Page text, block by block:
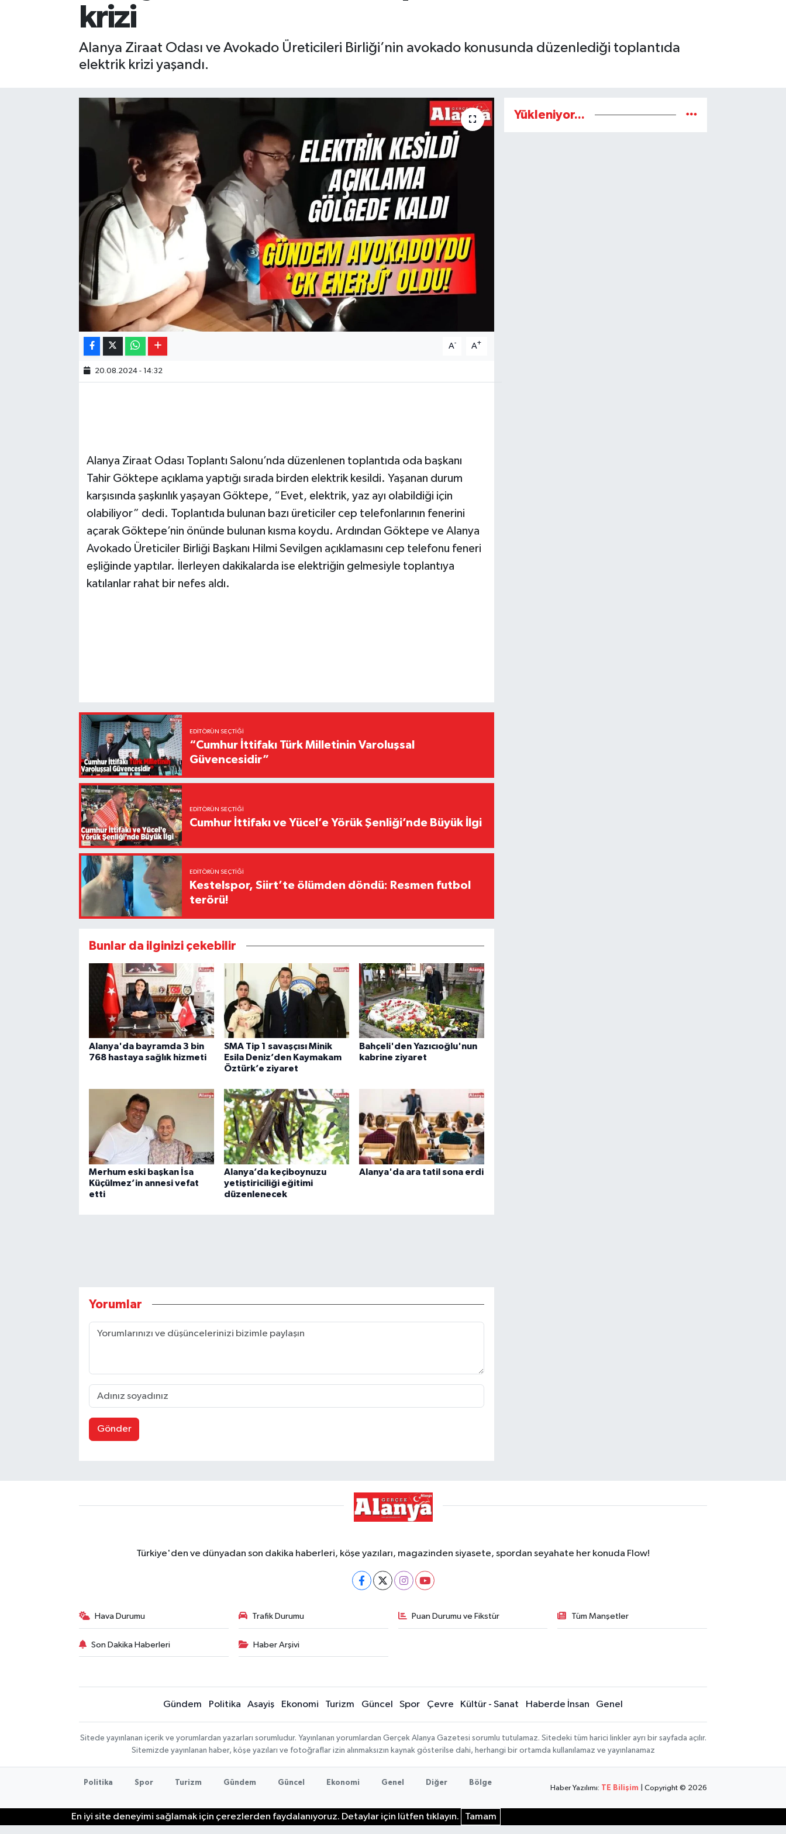
krizi
Alanya Ziraat Odası ve Avokado Üreticileri Birliği’nin avokado konusunda düzenlediği toplantıda
elektrik krizi yaşandı.
A- A+
20.08.2024 - 14:32
Alanya Ziraat Odası Toplantı Salonu’nda düzenlenen toplantıda oda başkanı
Tahir Göktepe açıklama yaptığı sırada birden elektrik kesildi. Yaşanan durum
karşısında şaşkınlık yaşayan Göktepe, “Evet, elektrik, yaz ayı olabildiği için
olabiliyor” dedi. Toplantıda bulunan bazı üreticiler cep telefonlarının fenerini
açarak Göktepe’nin önünde bulunan kısma koydu. Ardından Göktepe ve Alanya
Avokado Üreticiler Birliği Başkanı Hilmi Sevilgen açıklamasını cep telefonu feneri
eşliğinde yaptılar. İlerleyen dakikalarda ise elektriğin gelmesiyle toplantıya
katılanlar rahat bir nefes aldı.
EDITÖRÜN SEÇTIĞI
“Cumhur İttifakı Türk Milletinin Varoluşsal
Güvencesidir”
EDITÖRÜN SEÇTIĞI
Cumhur İttifakı ve Yücel’e Yörük Şenliği’nde Büyük İlgi
EDITÖRÜN SEÇTIĞI
Kestelspor, Siirt’te ölümden döndü: Resmen futbol
terörü!
Bunlar da ilginizi çekebilir
Alanya'da bayramda 3 bin
768 hastaya sağlık hizmeti
SMA Tip 1 savaşçısı Minik
Esila Deniz’den Kaymakam
Öztürk’e ziyaret
Bahçeli'den Yazıcıoğlu'nun
kabrine ziyaret
Merhum eski başkan İsa
Küçülmez’in annesi vefat
etti
Alanya’da keçiboynuzu
yetiştiriciliği eğitimi
düzenlenecek
Alanya'da ara tatil sona erdi
Yorumlar
Gönder
Yükleniyor...
Türkiye'den ve dünyadan son dakika haberleri, köşe yazıları, magazinden siyasete, spordan seyahate her konuda Flow!
Hava Durumu Trafik Durumu Puan Durumu ve Fikstür Tüm Manşetler
Son Dakika Haberleri Haber Arşivi
Gündem Politika Asayiş Ekonomi Turizm Güncel Spor Çevre Kültür - Sanat Haberde İnsan Genel
Sitede yayınlanan içerik ve yorumlardan yazarları sorumludur. Yayınlanan yorumlardan Gerçek Alanya Gazetesi sorumlu tutulamaz. Sitedeki tüm harici linkler ayrı bir sayfada açılır.
Sitemizde yayınlanan haber, köşe yazıları ve fotoğraflar izin alınmaksızın kaynak gösterilse dahi, herhangi bir ortamda kullanılamaz ve yayınlanamaz
Politika Spor Turizm Gündem Güncel Ekonomi Genel Diğer Bölge
Haber Yazılımı: TE Bilişim | Copyright © 2026
En iyi site deneyimi sağlamak için çerezlerden faydalanıyoruz. Detaylar için lütfen tıklayın. Tamam
Gizlilik İlkeleri - Privacy Policy